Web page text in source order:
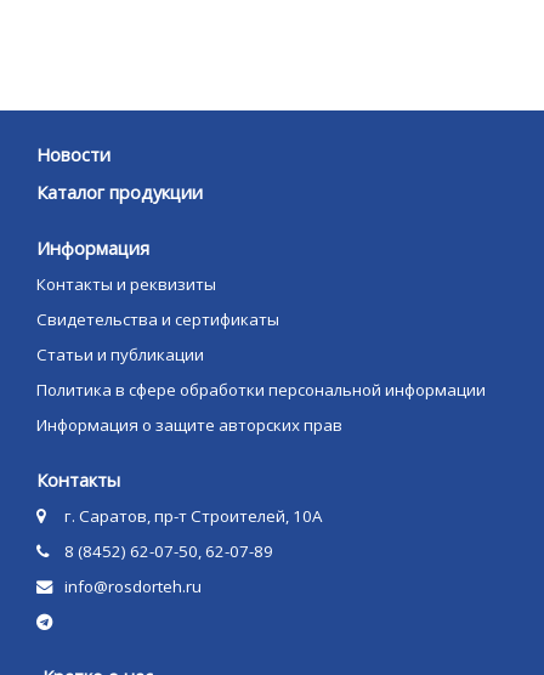
Новости
Каталог продукции
Информация
Контакты и реквизиты
Свидетельства и сертификаты
Статьи и публикации
Политика в сфере обработки персональной информации
Информация о защите авторских прав
Контакты
г. Саратов, пр-т Строителей, 10А
8 (8452) 62-07-50, 62-07-89
info@rosdorteh.ru